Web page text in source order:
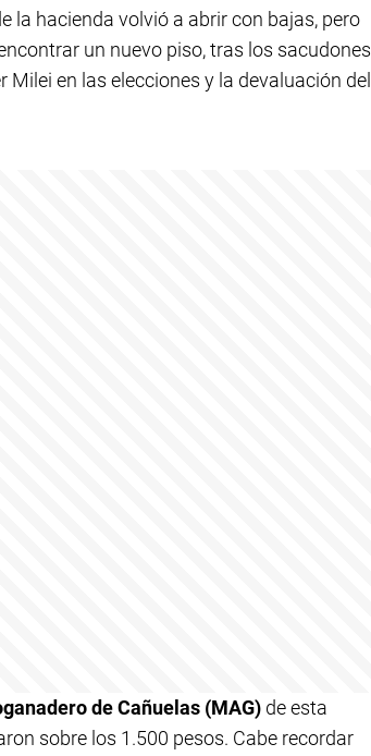
la hacienda volvió a abrir con bajas, pero
un nuevo piso, tras los sacudones
en las elecciones y la devaluación del
de Cañuelas (MAG) de esta
sobre los 1.500 pesos. Cabe recordar